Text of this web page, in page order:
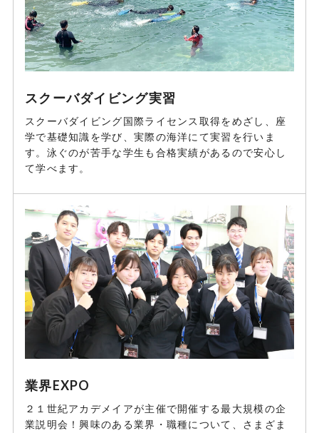
スクーバダイビング実習
スクーバダイビング国際ライセンス取得をめざし、座
学で基礎知識を学び、実際の海洋にて実習を行いま
す。泳ぐのが苦手な学生も合格実績があるので安心し
て学べます。
業界EXPO
２１世紀アカデメイアが主催で開催する最大規模の企
業説明会！興味のある業界・職種について、さまざま